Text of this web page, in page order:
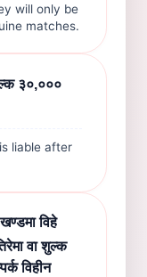
will only be
matches.
३०,०००
liable after
विहे
वा शुल्क
विहीन